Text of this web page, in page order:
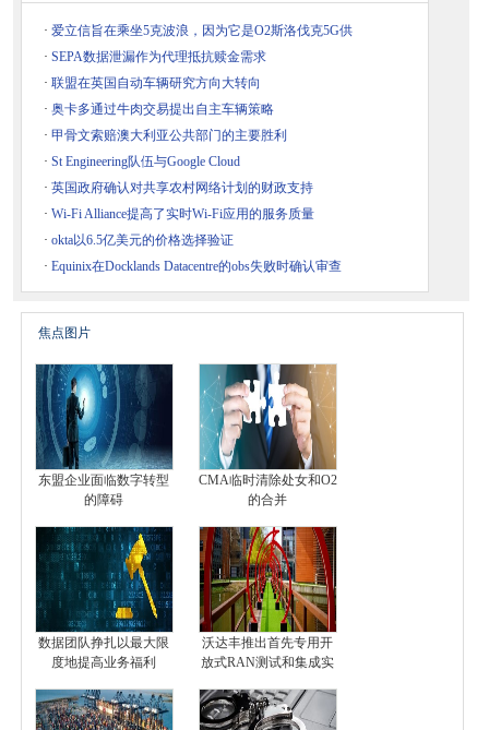
· 爱立信旨在乘坐5克波浪，因为它是O2斯洛伐克5G供
· SEPA数据泄漏作为代理抵抗赎金需求
· 联盟在英国自动车辆研究方向大转向
· 奥卡多通过牛肉交易提出自主车辆策略
· 甲骨文索赔澳大利亚公共部门的主要胜利
· St Engineering队伍与Google Cloud
· 英国政府确认对共享农村网络计划的财政支持
· Wi-Fi Alliance提高了实时Wi-Fi应用的服务质量
· okta以6.5亿美元的价格选择验证
· Equinix在Docklands Datacentre的obs失败时确认审查
焦点图片
东盟企业面临数字转型
的障碍
CMA临时清除处女和O2
的合并
数据团队挣扎以最大限
度地提高业务福利
沃达丰推出首先专用开
放式RAN测试和集成实